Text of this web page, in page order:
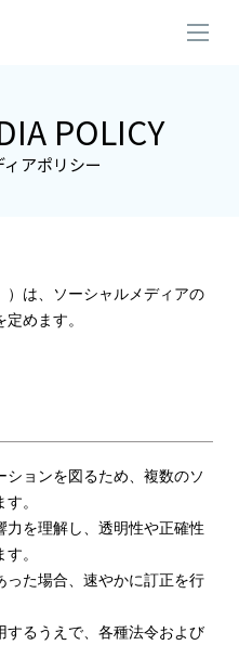
POLICY
アポリシー
）は、ソーシャルメディアの
めます。
ョンを図るため、複数のソ
。
力を理解し、透明性や正確性
。
った場合、速やかに訂正を行
するうえで、各種法令および